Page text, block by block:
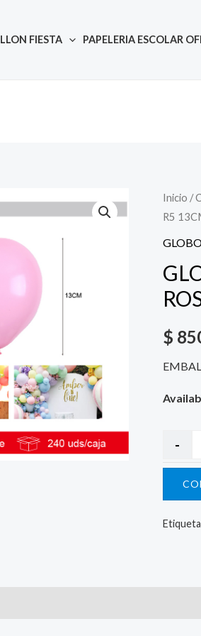
FIESTA PAPELERIA ESCOLAR
Inicio /
R5
$
-